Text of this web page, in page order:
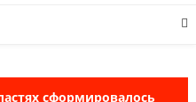
сформировалось